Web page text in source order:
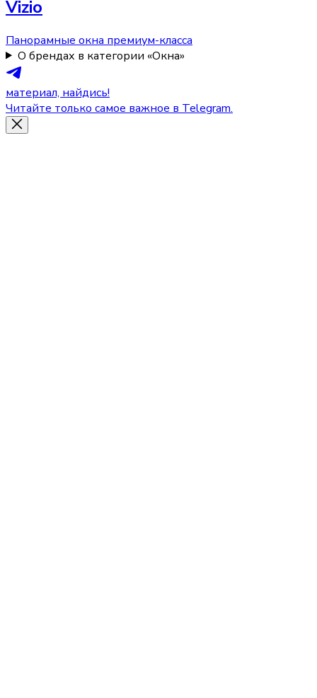
Vizio
Панорамные окна премиум-класса
О брендах в категории «Окна»
материал, найдись!
Читайте только самое важное в Telegram.